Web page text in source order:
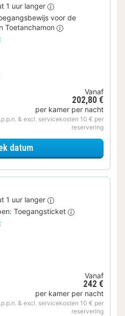
1 uur langer
voor de
Toetanchamon
Vanaf
202,80 €
per kamer per nacht
& excl. servicekosten 10 € per
reservering
datumvoor Museum & Verblijf
1 uur langer
Toegangsticket
Vanaf
242 €
per kamer per nacht
& excl. servicekosten 10 € per
reservering